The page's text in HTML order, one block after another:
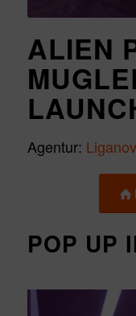
ALIEN
Agentur:
POP UP